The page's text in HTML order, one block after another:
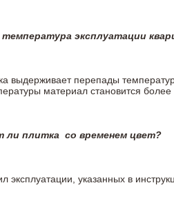
температура эксплуатации
выдерживает перепады
материал становится
ли плитка со временем цвет?
эксплуатации, указанных в